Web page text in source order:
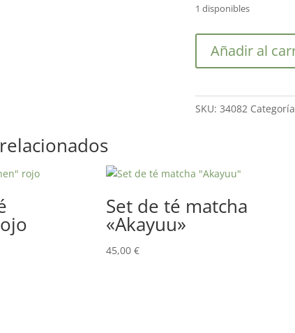
1 disponibles
Té
Furawa
Añadir al
SKU:34082
Set de té matcha
«Akayuu»
45,00 €